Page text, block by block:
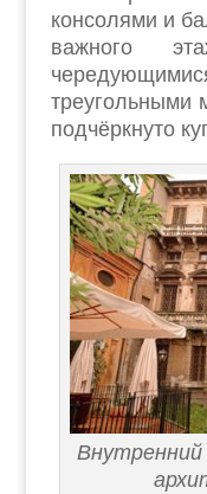
консолями и
важного
треугольными
подчёркнуто